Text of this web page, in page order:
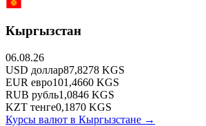
Кыргызстан
06.08.26
USD доллар87,8278 KGS
EUR евро101,4660 KGS
RUB рубль1,0846 KGS
KZT тенге0,1870 KGS
Курсы валют в Кыргызстане →